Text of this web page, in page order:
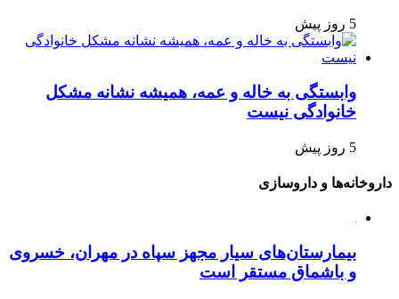
5 روز پیش
وابستگی به خاله و عمه، همیشه نشانه مشکل
خانوادگی نیست
5 روز پیش
داروخانه‌ها و داروسازی
بیمارستان‌های سیار مجهز سپاه در مهران، خسروی
و باشماق مستقر است